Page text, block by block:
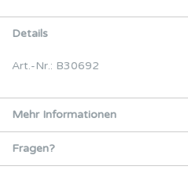
Details
Art.-Nr.: B30692
Mehr Informationen
Fragen?